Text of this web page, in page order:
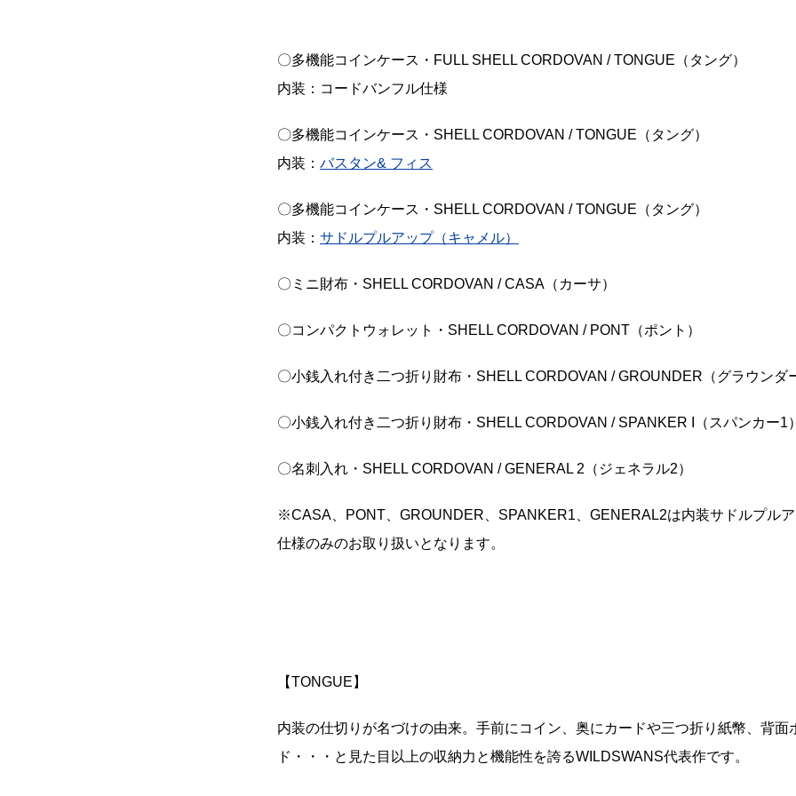
〇多機能コインケース・FULL SHELL CORDOVAN / TONGUE（タング）
内装：コードバンフル仕様
〇多機能コインケース・SHELL CORDOVAN / TONGUE（タング）
内装： バスタン& フィス
〇多機能コインケース・SHELL CORDOVAN / TONGUE（タング）
内装： サドルプルアップ（キャメル）
〇ミニ財布・SHELL CORDOVAN / CASA（カーサ）
〇コンパクトウォレット・SHELL CORDOVAN / PONT（ポント）
〇小銭入れ付き二つ折り財布・SHELL CORDOVAN / GROUNDER（グラウンダ
〇小銭入れ付き二つ折り財布・SHELL CORDOVAN / SPANKER I（スパンカー1
〇名刺入れ・SHELL CORDOVAN / GENERAL 2（ジェネラル2）
※CASA、PONT、GROUNDER、SPANKER1、GENERAL2は内装サドルプル
仕様のみのお取り扱いとなります。
【TONGUE】
内装の仕切りが名づけの由来。手前にコイン、奥にカードや三つ折り紙幣、背面
ド・・・と見た目以上の収納力と機能性を誇るWILDSWANS代表作です。